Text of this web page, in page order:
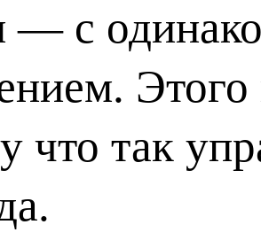
— с
что так